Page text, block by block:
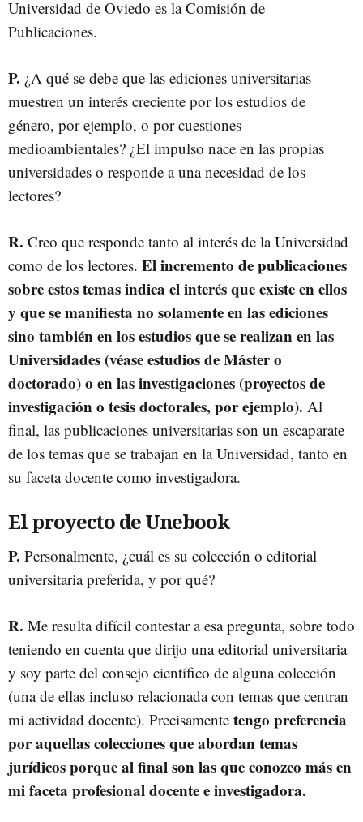
Universidad de Oviedo es la Comisión de
Publicaciones.
P. ¿A qué se debe que las ediciones universitarias
muestren un interés creciente por los estudios de
género, por ejemplo, o por cuestiones
medioambientales? ¿El impulso nace en las propias
universidades o responde a una necesidad de los
lectores?
R. Creo que responde tanto al interés de la Universidad
como de los lectores. El incremento de publicaciones
sobre estos temas indica el interés que existe en ellos
y que se manifiesta no solamente en las ediciones
sino también en los estudios que se realizan en las
Universidades (véase estudios de Máster o
doctorado) o en las investigaciones (proyectos de
investigación o tesis doctorales, por ejemplo). Al
final, las publicaciones universitarias son un escaparate
de los temas que se trabajan en la Universidad, tanto en
su faceta docente como investigadora.
El proyecto de Unebook
P. Personalmente, ¿cuál es su colección o editorial
universitaria preferida, y por qué?
R. Me resulta difícil contestar a esa pregunta, sobre todo
teniendo en cuenta que dirijo una editorial universitaria
y soy parte del consejo científico de alguna colección
(una de ellas incluso relacionada con temas que centran
mi actividad docente). Precisamente tengo preferencia
por aquellas colecciones que abordan temas
jurídicos porque al final son las que conozco más en
mi faceta profesional docente e investigadora.